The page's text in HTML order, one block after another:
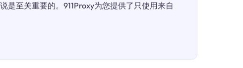
是至关重要的。911Proxy为您提供了只使用来自